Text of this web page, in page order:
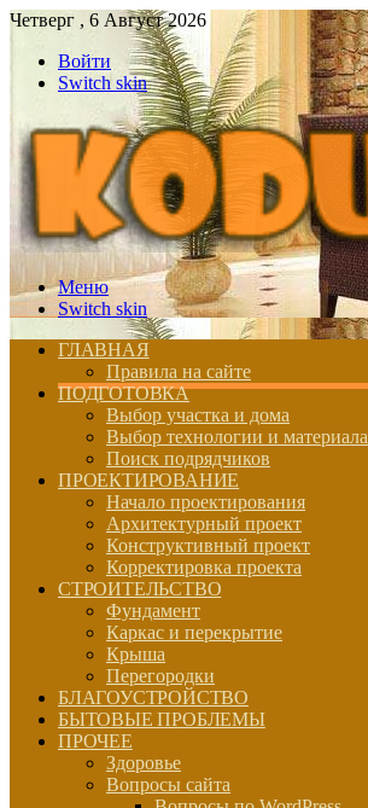
Четверг , 6 Август 2026
Войти
Switch skin
Меню
Switch skin
ГЛАВНАЯ
Правила на сайте
ПОДГОТОВКА
Выбор участка и дома
Выбор технологии и материала
Поиск подрядчиков
ПРОЕКТИРОВАНИЕ
Начало проектирования
Архитектурный проект
Конструктивный проект
Корректировка проекта
СТРОИТЕЛЬСТВО
Фундамент
Каркас и перекрытие
Крыша
Перегородки
БЛАГОУСТРОЙСТВО
БЫТОВЫЕ ПРОБЛЕМЫ
ПРОЧЕЕ
Здоровье
Вопросы сайта